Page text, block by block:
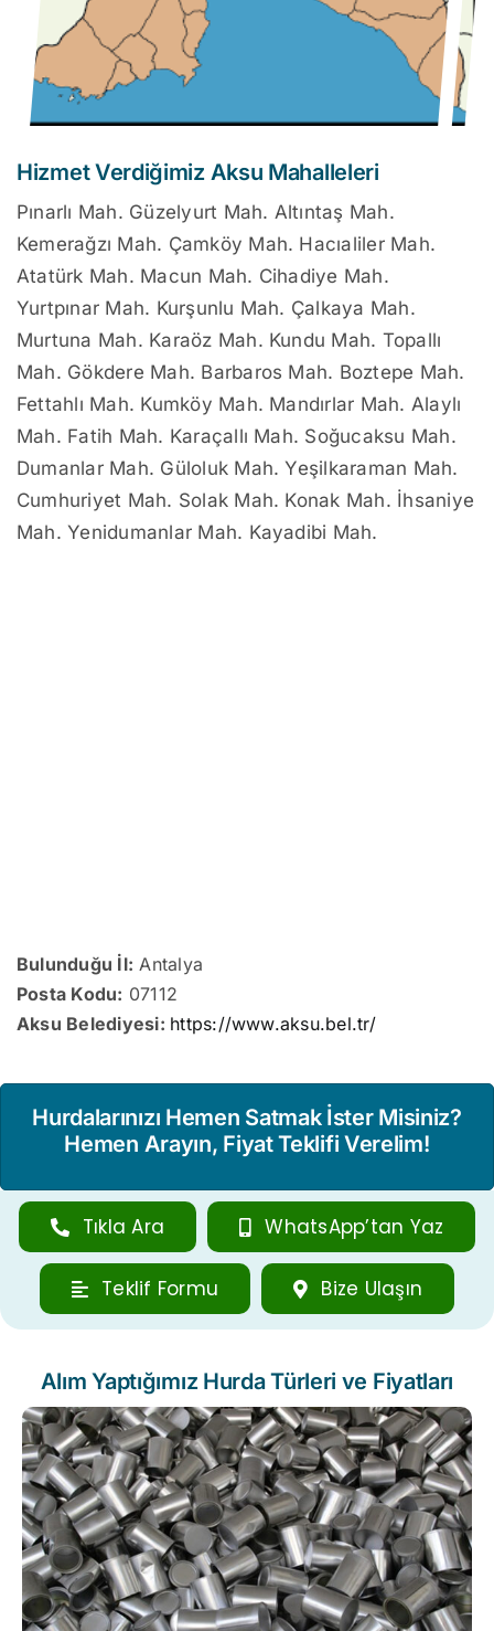
Hizmet Verdiğimiz Aksu Mahalleleri
Pınarlı Mah. Güzelyurt Mah. Altıntaş Mah.
Kemerağzı Mah. Çamköy Mah. Hacıaliler Mah.
Atatürk Mah. Macun Mah. Cihadiye Mah.
Yurtpınar Mah. Kurşunlu Mah. Çalkaya Mah.
Murtuna Mah. Karaöz Mah. Kundu Mah. Topallı
Mah. Gökdere Mah. Barbaros Mah. Boztepe Mah.
Fettahlı Mah. Kumköy Mah. Mandırlar Mah. Alaylı
Mah. Fatih Mah. Karaçallı Mah. Soğucaksu Mah.
Dumanlar Mah. Güloluk Mah. Yeşilkaraman Mah.
Cumhuriyet Mah. Solak Mah. Konak Mah. İhsaniye
Mah. Yenidumanlar Mah. Kayadibi Mah.
Bulunduğu İl: Antalya
Posta Kodu: 07112
Aksu Belediyesi: https://www.aksu.bel.tr/
Hurdalarınızı Hemen Satmak İster Misiniz?
Hemen Arayın, Fiyat Teklifi Verelim!
Tıkla Ara WhatsApp’tan Yaz
Teklif Formu Bize Ulaşın
Alım Yaptığımız Hurda Türleri ve Fiyatları